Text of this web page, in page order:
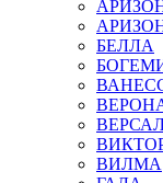
БЕЛЛА
ВИЛМА